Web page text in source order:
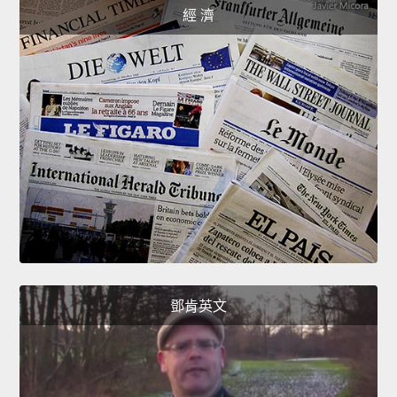
經 濟
鄧肯英文